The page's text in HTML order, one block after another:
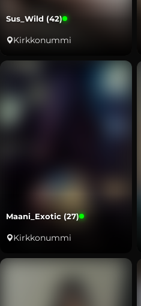
Sus_Wild (42)
Kirkkonummi
Maani_Exotic (27)
Kirkkonummi